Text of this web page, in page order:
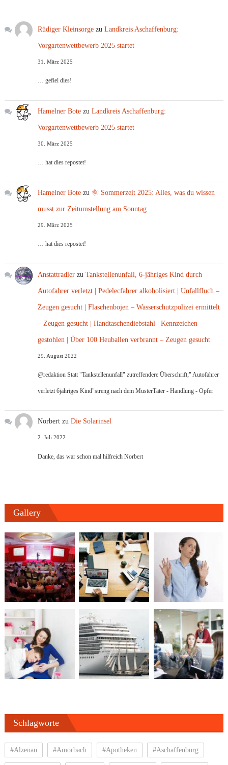
Rüdiger Kleinsorge zuLandkreis Aschaffenburg:
Vorgartenwettbewerb 2025 startet
31. März 2025
… gefiel dies!
Hamelner Bote zuLandkreis Aschaffenburg:
Vorgartenwettbewerb 2025 startet
30. März 2025
… hat dies repostet!
Hamelner Bote zu🌞 Sommerzeit 2025: Alles, was du wissen
musst zur Zeitumstellung am Sonntag
29. März 2025
… hat dies repostet!
Anstattradler zuTankstellenunfall, 6-jähriges Kind durch
Autofahrer verletzt | Pedelecfahrer alkoholisiert | Unfallfluch –
Zeugen gesucht | Flaschenbojen – Wasserschutzpolizei ermittelt
– Zeugen gesucht | Handtaschendiebstahl | Kennzeichen
gestohlen | Über 100 Heuballen verbrannt – Zeugen gesucht
29. August 2022
@redaktion Statt "Tankstellenunfall" zutreffendere Überschrift;" Autofahrer
verletzt 6jähriges Kind"streng nach dem MusterTäter - Handlung - Opfer
Norbert zuDie Solarinsel
2. Juli 2022
Danke, das war schon mal hilfreich Norbert
Gallery
Schlagworte
#Alzenau #Amorbach #Apotheken #Aschaffenburg